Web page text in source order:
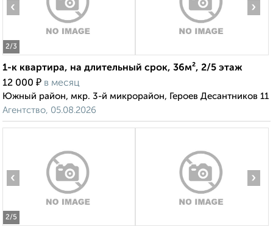
2/3
‹ ›
1-к квартира, на длительный срок, 36м², 2/5 этаж
12 000 ₽ в месяц
Южный район, мкр. 3-й микрорайон, Героев Десантников 11
Агентство, 05.08.2026
2/5
‹ ›